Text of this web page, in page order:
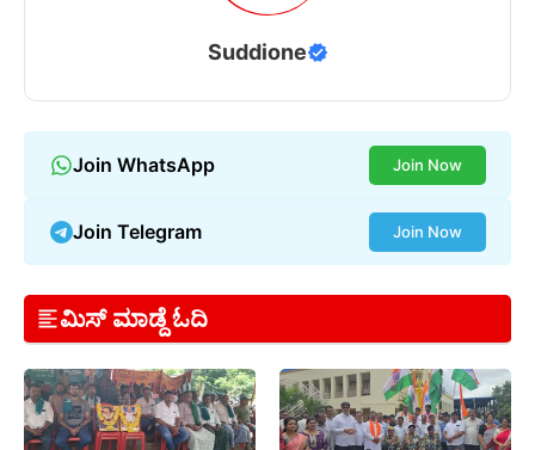
Suddione
Join WhatsApp Join Now
Join Telegram Join Now
ಮಿಸ್ ಮಾಡ್ದೆ ಓದಿ